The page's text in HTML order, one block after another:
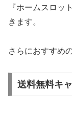
『ホームスロッ
きます。
さらにおすすめ
送料無料キ